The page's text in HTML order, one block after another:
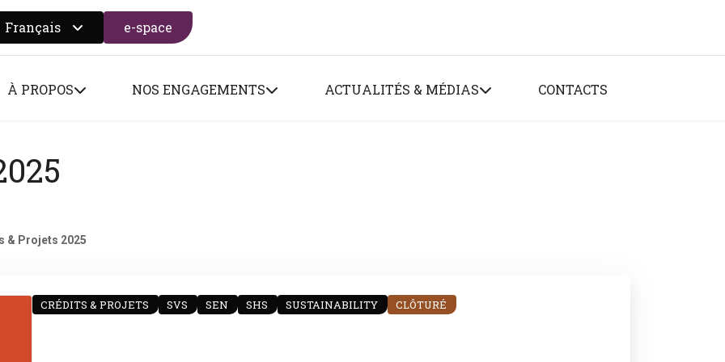
form
Français e-space
À PROPOS NOS ENGAGEMENTS ACTUALITÉS & MÉDIAS CONTACTS
& Projets 2025
CRÉDITS & PROJETS SVS SEN SHS SUSTAINABILITY CLÔTURÉ